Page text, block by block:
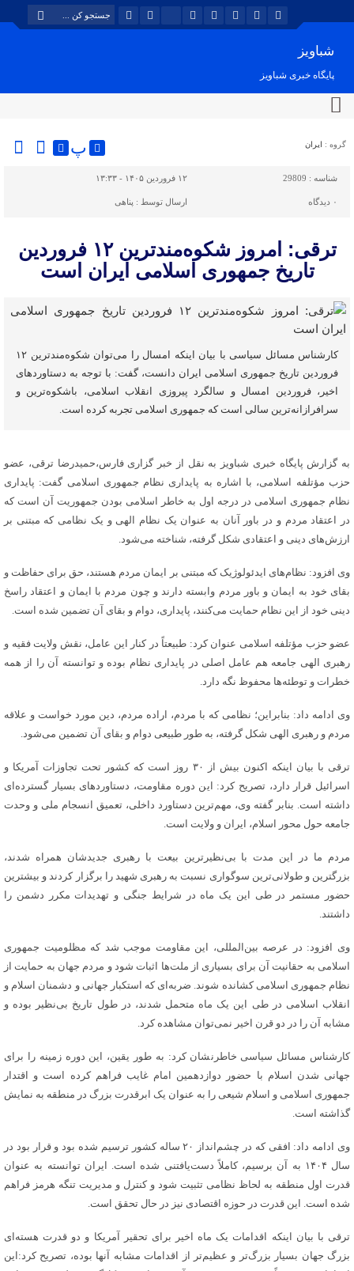
شباویز
پایگاه خبری شباویز
گروه : ایران پ
شناسه : 29809 ۱۲ فروردین ۱۴۰۵ - ۱۳:۳۳
۰ دیدگاه ارسال توسط : پناهی
ترقی: امروز شکوه‌مندترین ۱۲ فروردین
تاریخ جمهوری اسلامی ایران است
کارشناس مسائل سیاسی با بیان اینکه امسال را می‌توان شکوه‌مندترین ۱۲
فروردین تاریخ جمهوری اسلامی ایران دانست، گفت: با توجه به دستاوردهای
اخیر، فروردین امسال و سالگرد پیروزی انقلاب اسلامی، باشکوه‌ترین و
سرافرازانه‌ترین سالی است که جمهوری اسلامی تجربه کرده است.
به گزارش پایگاه خبری شباویز به نقل از خبر گزاری فارس،حمیدرضا ترقی، عضو
حزب مؤتلفه اسلامی، با اشاره به پایداری نظام جمهوری اسلامی گفت: پایداری
نظام جمهوری اسلامی در درجه اول به خاطر اسلامی بودن جمهوریت آن است که
در اعتقاد مردم و در باور آنان به عنوان یک نظام الهی و یک نظامی که مبتنی بر
ارزش‌های دینی و اعتقادی شکل گرفته، شناخته می‌شود.
وی افزود: نظام‌های ایدئولوژیک که مبتنی بر ایمان مردم هستند، حق برای حفاظت و
بقای خود به ایمان و باور مردم وابسته دارند و چون مردم با ایمان و اعتقاد راسخ
دینی خود از این نظام حمایت می‌کنند، پایداری، دوام و بقای آن تضمین شده است.
عضو حزب مؤتلفه اسلامی عنوان کرد: طبیعتاً در کنار این عامل، نقش ولایت فقیه و
رهبری الهی جامعه هم عامل اصلی در پایداری نظام بوده و توانسته آن را از همه
خطرات و توطئه‌ها محفوظ نگه دارد.
وی ادامه داد: بنابراین؛ نظامی که با مردم، اراده مردم، دین مورد خواست و علاقه
مردم و رهبری الهی شکل گرفته، به طور طبیعی دوام و بقای آن تضمین می‌شود.
ترقی با بیان اینکه اکنون بیش از ۳۰ روز است که کشور تحت تجاوزات آمریکا و
اسرائیل قرار دارد، تصریح کرد: این دوره مقاومت، دستاوردهای بسیار گسترده‌ای
داشته است. بنابر گفته وی، مهم‌ترین دستاورد داخلی، تعمیق انسجام ملی و وحدت
جامعه حول محور اسلام، ایران و ولایت است.
مردم ما در این مدت با بی‌نظیرترین بیعت با رهبری جدیدشان همراه شدند،
بزرگترین و طولانی‌ترین سوگواری نسبت به رهبری شهید را برگزار کردند و بیشترین
حضور مستمر در طی این یک ماه در شرایط جنگی و تهدیدات مکرر دشمن را
داشتند.
وی افزود: در عرصه بین‌المللی، این مقاومت موجب شد که مظلومیت جمهوری
اسلامی به حقانیت آن برای بسیاری از ملت‌ها اثبات شود و مردم جهان به حمایت از
نظام جمهوری اسلامی کشانده شوند. ضربه‌ای که استکبار جهانی و دشمنان اسلام و
انقلاب اسلامی در طی این یک ماه متحمل شدند، در طول تاریخ بی‌نظیر بوده و
مشابه آن را در دو قرن اخیر نمی‌توان مشاهده کرد.
کارشناس مسائل سیاسی خاطرنشان کرد: به طور یقین، این دوره زمینه را برای
جهانی شدن اسلام با حضور دوازدهمین امام غایب فراهم کرده است و اقتدار
جمهوری اسلامی و اسلام شیعی را به عنوان یک ابرقدرت بزرگ در منطقه به نمایش
گذاشته است.
وی ادامه داد: افقی که در چشم‌انداز ۲۰ ساله کشور ترسیم شده بود و قرار بود در
سال ۱۴۰۴ به آن برسیم، کاملاً دست‌یافتنی شده است. ایران توانسته به عنوان
قدرت اول منطقه به لحاظ نظامی تثبیت شود و کنترل و مدیریت تنگه هرمز فراهم
شده است. این قدرت در حوزه اقتصادی نیز در حال تحقق است.
ترقی با بیان اینکه اقدامات یک ماه اخیر برای تحقیر آمریکا و دو قدرت هسته‌ای
بزرگ جهان بسیار بزرگ‌تر و عظیم‌تر از اقدامات مشابه آنها بوده، تصریح کرد:این